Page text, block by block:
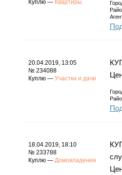
Куплю — Квартиры
20.04.2019, 13:05
№ 234088
Куплю — Участки и дачи
18.04.2019, 18:10
№ 233788
Куплю — Домовладения